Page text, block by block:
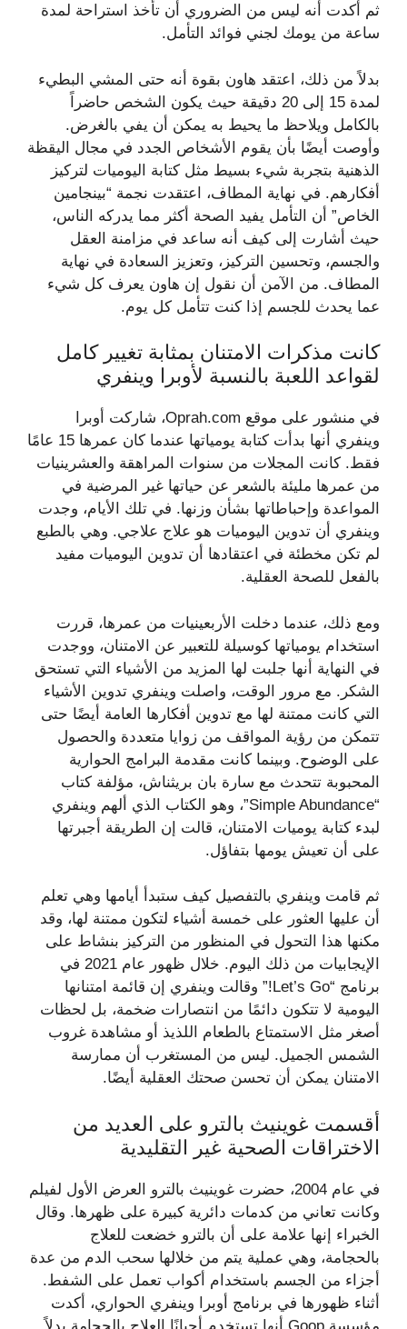
ثم أكدت أنه ليس من الضروري أن تأخذ استراحة لمدة
ساعة من يومك لجني فوائد التأمل.
بدلاً من ذلك، اعتقد هاون بقوة أنه حتى المشي البطيء
لمدة 15 إلى 20 دقيقة حيث يكون الشخص حاضراً
بالكامل ويلاحظ ما يحيط به يمكن أن يفي بالغرض.
وأوصت أيضًا بأن يقوم الأشخاص الجدد في مجال اليقظة
الذهنية بتجربة شيء بسيط مثل كتابة اليوميات لتركيز
أفكارهم. في نهاية المطاف، اعتقدت نجمة “بينجامين
الخاص” أن التأمل يفيد الصحة أكثر مما يدركه الناس،
حيث أشارت إلى كيف أنه ساعد في مزامنة العقل
والجسم، وتحسين التركيز، وتعزيز السعادة في نهاية
المطاف. من الآمن أن نقول إن هاون يعرف كل شيء
عما يحدث للجسم إذا كنت تتأمل كل يوم.
كانت مذكرات الامتنان بمثابة تغيير كامل
لقواعد اللعبة بالنسبة لأوبرا وينفري
في منشور على موقع Oprah.com، شاركت أوبرا
وينفري أنها بدأت كتابة يومياتها عندما كان عمرها 15 عامًا
فقط. كانت المجلات من سنوات المراهقة والعشرينيات
من عمرها مليئة بالشعر عن حياتها غير المرضية في
المواعدة وإحباطاتها بشأن وزنها. في تلك الأيام، وجدت
وينفري أن تدوين اليوميات هو علاج علاجي. وهي بالطبع
لم تكن مخطئة في اعتقادها أن تدوين اليوميات مفيد
بالفعل للصحة العقلية.
ومع ذلك، عندما دخلت الأربعينيات من عمرها، قررت
استخدام يومياتها كوسيلة للتعبير عن الامتنان، ووجدت
في النهاية أنها جلبت لها المزيد من الأشياء التي تستحق
الشكر. مع مرور الوقت، واصلت وينفري تدوين الأشياء
التي كانت ممتنة لها مع تدوين أفكارها العامة أيضًا حتى
تتمكن من رؤية المواقف من زوايا متعددة والحصول
على الوضوح. وبينما كانت مقدمة البرامج الحوارية
المحبوبة تتحدث مع سارة بان بريثناش، مؤلفة كتاب
“Simple Abundance”، وهو الكتاب الذي ألهم وينفري
لبدء كتابة يوميات الامتنان، قالت إن الطريقة أجبرتها
على أن تعيش يومها بتفاؤل.
ثم قامت وينفري بالتفصيل كيف ستبدأ أيامها وهي تعلم
أن عليها العثور على خمسة أشياء لتكون ممتنة لها، وقد
مكنها هذا التحول في المنظور من التركيز بنشاط على
الإيجابيات من ذلك اليوم. خلال ظهور عام 2021 في
برنامج “Let’s Go!” وقالت وينفري إن قائمة امتنانها
اليومية لا تتكون دائمًا من انتصارات ضخمة، بل لحظات
أصغر مثل الاستمتاع بالطعام اللذيذ أو مشاهدة غروب
الشمس الجميل. ليس من المستغرب أن ممارسة
الامتنان يمكن أن تحسن صحتك العقلية أيضًا.
أقسمت غوينيث بالترو على العديد من
الاختراقات الصحية غير التقليدية
في عام 2004، حضرت غوينيث بالترو العرض الأول لفيلم
وكانت تعاني من كدمات دائرية كبيرة على ظهرها. وقال
الخبراء إنها علامة على أن بالترو خضعت للعلاج
بالحجامة، وهي عملية يتم من خلالها سحب الدم من عدة
أجزاء من الجسم باستخدام أكواب تعمل على الشفط.
أثناء ظهورها في برنامج أوبرا وينفري الحواري، أكدت
مؤسسة Goop أنها تستخدم أحيانًا العلاج بالحجامة بدلاً